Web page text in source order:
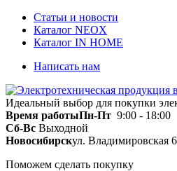
Статьи и новости
Каталог NEOX
Каталог IN HOME
Написать нам
Идеальный выбор для покупки
Время работыПн-Пт 9:00 - 18:00
Сб-Вс Выходной
Новосибирскул. Владимировская 6
Поможем сделать покупку